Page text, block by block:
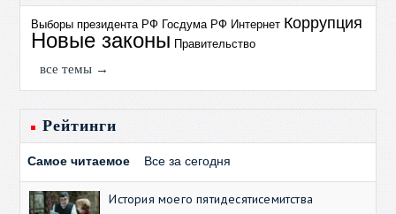
Выборы президента РФ Госдума РФ Интернет Коррупция
Новые законы Правительство
все темы →
Рейтинги
Самое читаемое Все за сегодня
История моего пятидесятисемитства